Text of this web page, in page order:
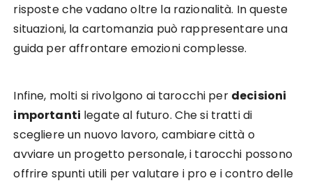
risposte che vadano oltre la razionalità. In queste
situazioni, la cartomanzia può rappresentare una
guida per affrontare emozioni complesse.
Infine, molti si rivolgono ai tarocchi per decisioni
importanti legate al futuro. Che si tratti di
scegliere un nuovo lavoro, cambiare città o
avviare un progetto personale, i tarocchi possono
offrire spunti utili per valutare i pro e i contro delle